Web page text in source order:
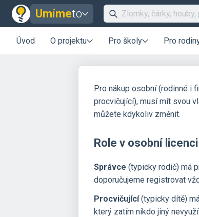
Umímeto
Úvod O projektu Pro školy Pro
Pro nákup osobní (rodinné i
procvičující), musí mít svou
můžete kdykoliv změnit.
Role v osobní licenci
Správce (typicky rodič) má
doporučujeme registrovat
Procvičující(typicky dítě)
který zatím nikdo jiný